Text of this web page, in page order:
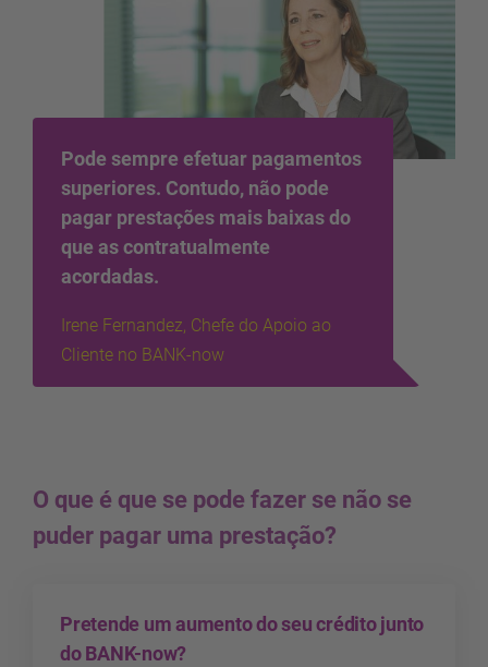
Pode sempre efetuar pagamentos
superiores. Contudo, não pode
pagar prestações mais baixas do
que as contratualmente
acordadas.
Irene Fernandez, Chefe do Apoio ao
Cliente no BANK-now
O que é que se pode fazer se não se
puder pagar uma prestação?
Pretende um aumento do seu crédito junto
do BANK-now?